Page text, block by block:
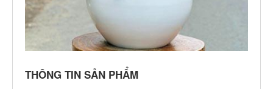
THÔNG TIN SẢN PHẨM